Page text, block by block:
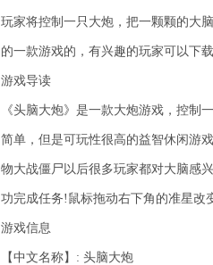
玩家将控制一只大炮，把一颗颗的大
的一款游戏的，有兴趣的玩家可以下
游戏导读
《头脑大炮》是一款大炮游戏，控制
简单，但是可玩性很高的益智休闲游
物大战僵尸以后很多玩家都对大脑感
功完成任务!鼠标拖动右下角的准星改
游戏信息
【中文名称】: 头脑大炮